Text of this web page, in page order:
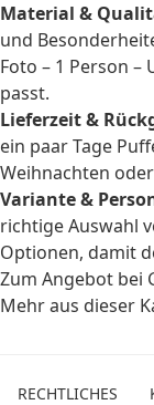
Material &
und
Foto – 1 Person –
passt.
Lieferzeit &
ein paar Tage
Weihnachten
Variante &
richtige Auswahl
Optionen, damit
Zum Angebot bei
Mehr aus dieser
RECHTLICHES